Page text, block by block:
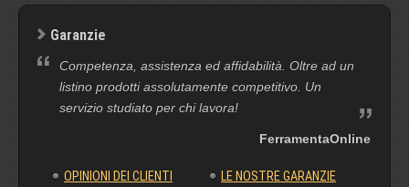
Garanzie
Competenza, assistenza ed affidabilità. Oltre ad un
listino prodotti assolutamente competitivo. Un
servizio studiato per chi lavora!
FerramentaOnline
OPINIONI DEI CLIENTI LE NOSTRE GARANZIE